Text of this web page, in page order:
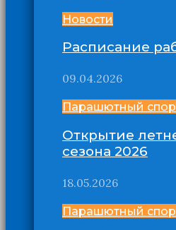
Новости
Расписание
09.04.2026
Парашютный
Открытие
сезона 2026
18.05.2026
Парашютный